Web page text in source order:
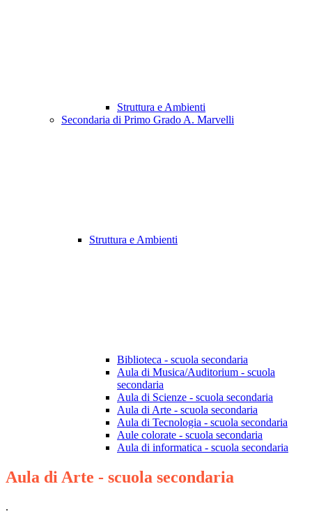
Struttura e Ambienti
Secondaria di Primo Grado A. Marvelli
Struttura e Ambienti
Biblioteca - scuola secondaria
Aula di Musica/Auditorium - scuola
secondaria
Aula di Scienze - scuola secondaria
Aula di Arte - scuola secondaria
Aula di Tecnologia - scuola secondaria
Aule colorate - scuola secondaria
Aula di informatica - scuola secondaria
Aula di Arte - scuola secondaria
.